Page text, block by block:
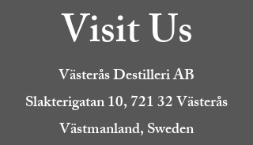
Visit Us
Västerås Destilleri AB
Slakterigatan 10, 721 32 Västerås
Västmanland, Sweden